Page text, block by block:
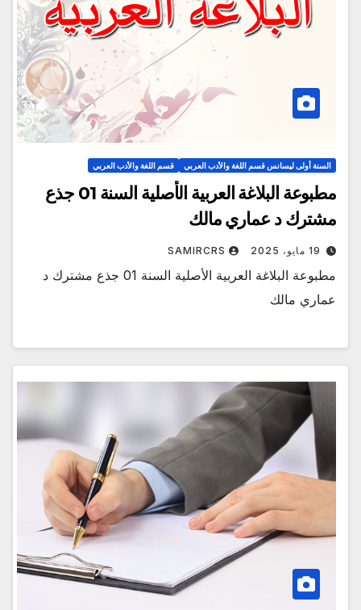
السنة أولى ليسانس قسم اللغة والأدب العربي قسم اللغة والأدب العربي
مطبوعة البلاغة العربية الأصلية السنة 01 جذع
مشترك د عماري مالك
19 مايو، 2025 SAMIRCRS
مطبوعة البلاغة العربية الأصلية السنة 01 جذع مشترك د
عماري مالك